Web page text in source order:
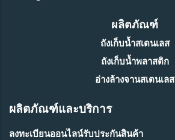
ผลิตภัณฑ์
ถังเก็บน้ำสเตนเลส
ถังเก็บน้ำพลาสติก
อ่างล้างจานสเตนเลส
ผลิตภัณฑ์และบริการ
ลงทะเบียนออนไลน์รับประกันสินค้า